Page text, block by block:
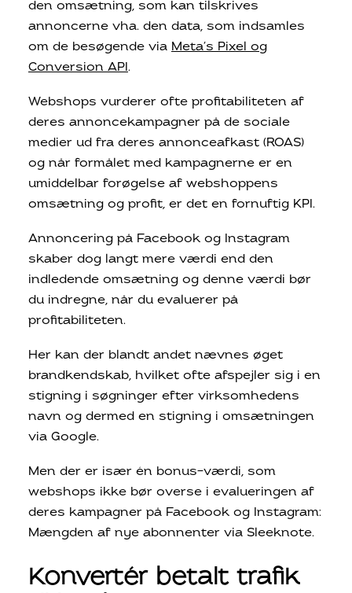
den omsætning, som kan tilskrives
annoncerne vha. den data, som indsamles
om de besøgende via Meta’s Pixel og
Conversion API.
Webshops vurderer ofte profitabiliteten af
deres annoncekampagner på de sociale
medier ud fra deres annonceafkast (ROAS)
og når formålet med kampagnerne er en
umiddelbar forøgelse af webshoppens
omsætning og profit, er det en fornuftig KPI.
Annoncering på Facebook og Instagram
skaber dog langt mere værdi end den
indledende omsætning og denne værdi bør
du indregne, når du evaluerer på
profitabiliteten.
Her kan der blandt andet nævnes øget
brandkendskab, hvilket ofte afspejler sig i en
stigning i søgninger efter virksomhedens
navn og dermed en stigning i omsætningen
via Google.
Men der er især én bonus-værdi, som
webshops ikke bør overse i evalueringen af
deres kampagner på Facebook og Instagram:
Mængden af nye abonnenter via Sleeknote.
Konvertér betalt trafik